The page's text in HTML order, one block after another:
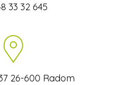
33 32 645
26-600 Radom